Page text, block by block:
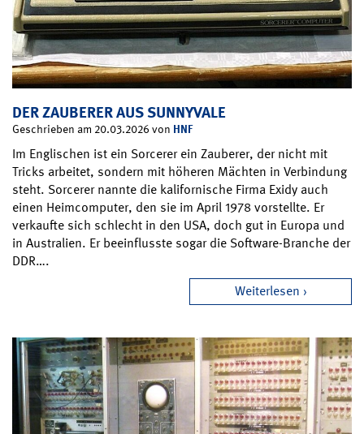
DER ZAUBERER AUS SUNNYVALE
Geschrieben am 20.03.2026 von HNF
Im Englischen ist ein Sorcerer ein Zauberer, der nicht mit
Tricks arbeitet, sondern mit höheren Mächten in Verbindung
steht. Sorcerer nannte die kalifornische Firma Exidy auch
einen Heimcomputer, den sie im April 1978 vorstellte. Er
verkaufte sich schlecht in den USA, doch gut in Europa und
in Australien. Er beeinflusste sogar die Software-Branche der
DDR….
Weiterlesen